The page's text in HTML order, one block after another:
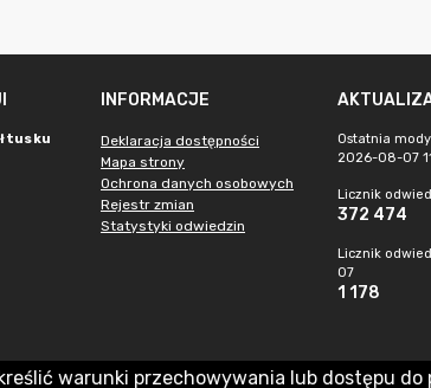
INFORMACJE
Deklaracja dostępności
Mapa strony
Ochrona danych osobowych
Rejestr zmian
Statystyki odwiedzin
Ostatnia
2026-08-07
Licznik
372 474
Licznik
07
1 178
warunki przechowywania lub dostępu do